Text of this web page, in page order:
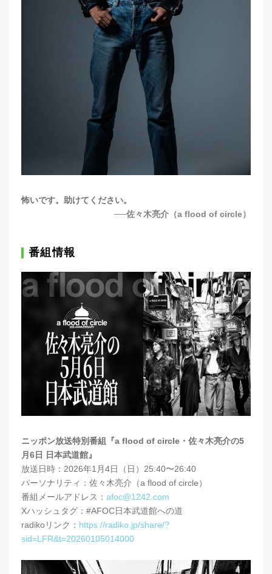
怖いです。助けてください。
──佐々木亮介（a flood of circle）
番組情報
ニッポン放送特別番組『a flood of circle・佐々木亮介の5
月6日 日本武道館』
放送日時：2026年1月4日（日）25:40〜26:40
パーソナリティ：佐々木亮介（a flood of circle）
番組メールアドレス： afoc@1242.com
Xハッシュタグ：#AFOC日本武道館への道
radikoリンク： https://radiko.jp/share/?
sid=LFR&t=20260105014000